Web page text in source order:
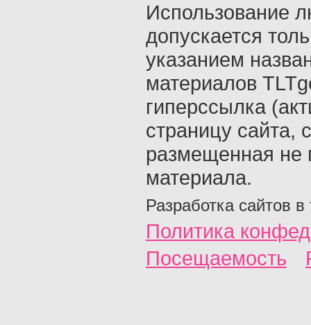
Использование
допускается
указанием
материалов
гиперссылка
страницу сайта,
размещенная не
материала.
Разработка сайтов в
Политика
Посещаемость